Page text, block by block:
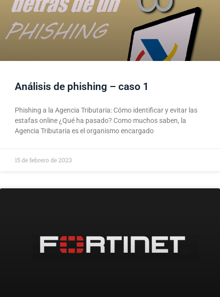
Análisis de phishing – caso 1
Phishing a la Agencia Tributaria: Cómo identificar y evitar las
estafas online ¿Qué ha pasado? Como muchos saben, la
Agencia Tributaria es el organismo encargado
15 de febrero de 2023